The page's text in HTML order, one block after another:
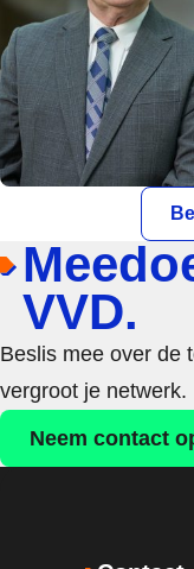
VVD.
Beslis mee over de
vergroot je netwerk.
Neem contact